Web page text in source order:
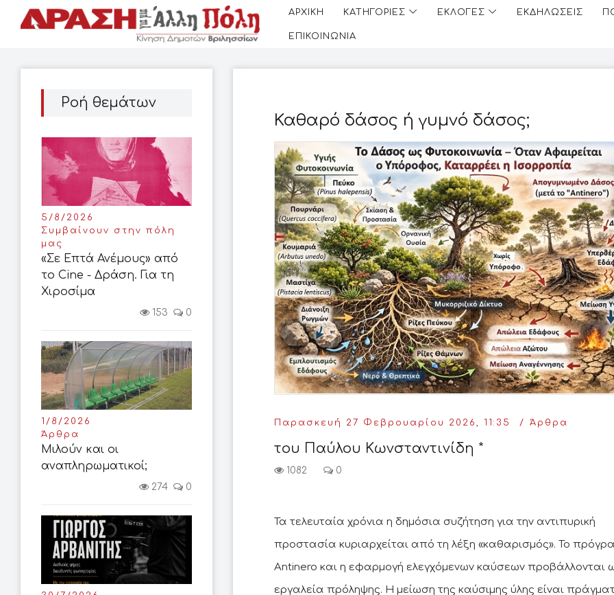
ΑΡΧΙΚΗ ΚΑΤΗΓΟΡΙΕΣ ΕΚΛΟΓΕΣ ΕΚΔΗΛΩΣΕΙΣ
ΕΠΙΚΟΙΝΩΝΙΑ
Ροή θεμάτων
5/8/2026
Συμβαίνουν στην πόλη
μας
«Σε Επτά Ανέμους» από
το Cine - Δράση. Για τη
Χιροσίμα
153 0
1/8/2026
Άρθρα
Μιλούν και οι
αναπληρωματικοί;
274 0
Καθαρό δάσος ή γυμνό δάσος;
Παρασκευή 27 Φεβρουαρίου 2026, 11:35 Άρθρα
του Παύλου Κωνσταντινίδη *
1082 0
Τα τελευταία χρόνια η δημόσια συζήτηση για την αντιπυρική
προστασία κυριαρχείται από τη λέξη «καθαρισμός». Το
Antinero και η εφαρμογή ελεγχόμενων καύσεων προβάλλονται
εργαλεία πρόληψης. Η μείωση της καύσιμης ύλης είναι